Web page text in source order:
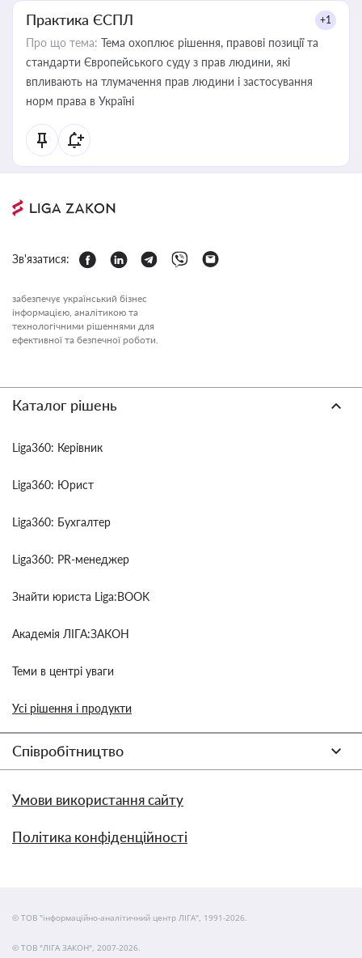
Практика ЄСПЛ +1
Про що тема: Тема охоплює рішення, правові позиції та
стандарти Європейського суду з прав людини, які
впливають на тлумачення прав людини і застосування
норм права в Україні
Зв'язатися:
забезпечує український бізнес
інформацією, аналітикою та
технологічними рішеннями для
ефективної та безпечної роботи.
Каталог рішень
Liga360: Керівник
Liga360: Юрист
Liga360: Бухгалтер
Liga360: PR-менеджер
Знайти юриста Liga:BOOK
Академія ЛІГА:ЗАКОН
Теми в центрі уваги
Усі рішення і продукти
Співробітництво
Умови використання сайту
Політика конфіденційності
© ТОВ "інформаційно-аналітичний центр ЛІГА", 1991-2026.
© ТОВ "ЛІГА ЗАКОН", 2007-2026.